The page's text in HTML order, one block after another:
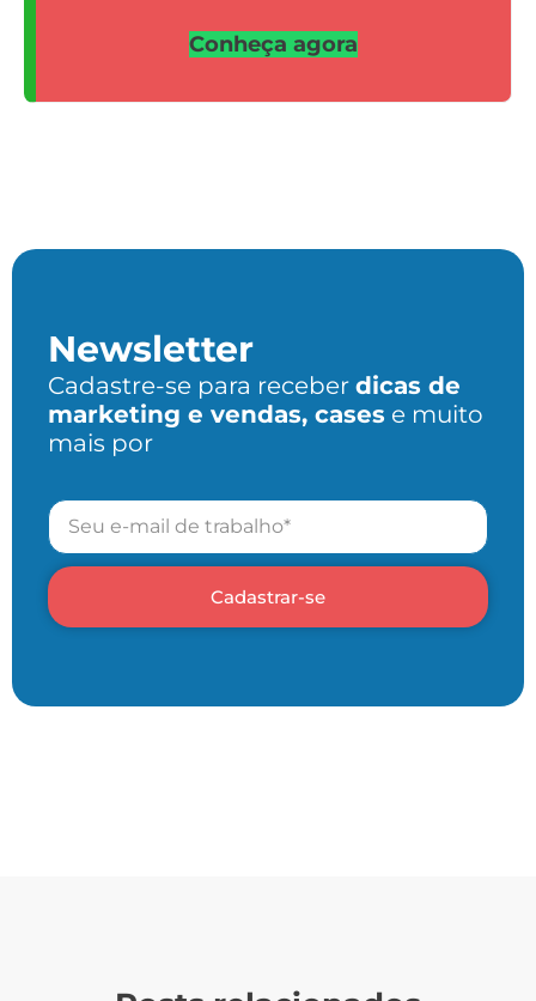
Conheça agora
Newsletter
Cadastre-se para receber dicas de
marketing e vendas, cases e muito
mais por
Cadastrar-se